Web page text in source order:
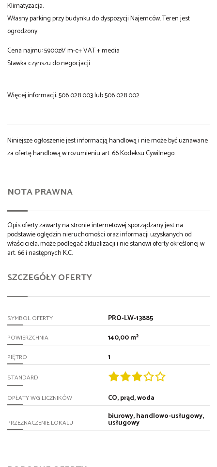
Klimatyzacja.
Własny parking przy budynku do dyspozycji Najemców. Teren jest
ogrodzony.
Cena najmu: 5900zł/ m-c+ VAT + media
Stawka czynszu do negocjacji
Więcej informacji: 506 028 003 lub 506 028 002
Niniejsze ogłoszenie jest informacją handlową i nie może być uznawane
za ofertę handlową w rozumieniu art. 66 Kodeksu Cywilnego.
NOTA PRAWNA
Opis oferty zawarty na stronie internetowej sporządzany jest na
podstawie oględzin nieruchomości oraz informacji uzyskanych od
właściciela, może podlegać aktualizacji i nie stanowi oferty określonej w
art. 66 i następnych K.C.
SZCZEGÓŁY OFERTY
SYMBOL OFERTY PRO-LW-13885
POWIERZCHNIA 140,00 m²
PIĘTRO 1
STANDARD
OPŁATY WG LICZNIKÓW CO, prąd, woda
PRZEZNACZENIE LOKALU
biurowy, handlowo-usługowy,
usługowy